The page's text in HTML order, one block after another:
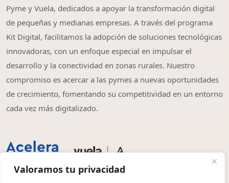
Valoramos tu privacidad
Pyme y Vuela, dedicados a apoyar la transformación digital
de pequeñas y medianas empresas. A través del programa
Kit Digital, facilitamos la adopción de soluciones tecnológicas
innovadoras, con un enfoque especial en impulsar el
desarrollo y la conectividad en zonas rurales. Nuestro
compromiso es acercar a las pymes a nuevas oportunidades
de crecimiento, fomentando su competitividad en un entorno
cada vez más digitalizado.